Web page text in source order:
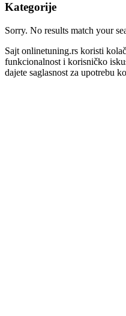
Kategorije
Sorry. No results match your
Sajt onlinetuning.rs koristi
funkcionalnost i korisničko
dajete saglasnost za upotrebu